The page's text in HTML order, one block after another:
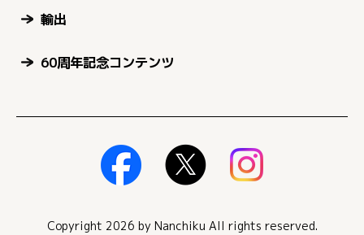
輸出
60周年記念コンテンツ
Copyright 2026 by Nanchiku All rights reserved.